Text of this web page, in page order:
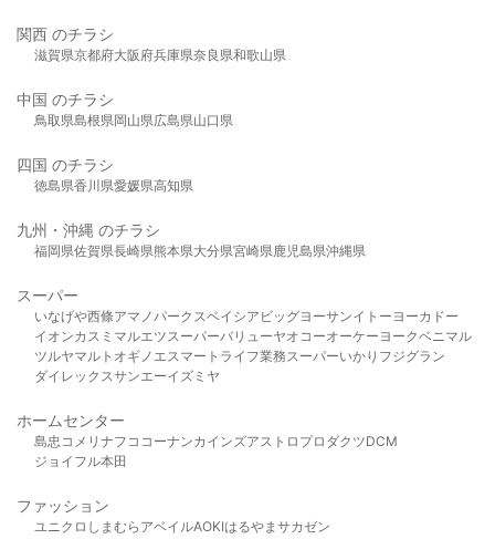
関西 のチラシ
滋賀県京都府大阪府兵庫県奈良県和歌山県
中国 のチラシ
鳥取県島根県岡山県広島県山口県
四国 のチラシ
徳島県香川県愛媛県高知県
九州・沖縄 のチラシ
福岡県佐賀県長崎県熊本県大分県宮崎県鹿児島県沖縄県
スーパー
いなげや西條アマノパークスベイシア ビッグヨーサンイトーヨーカドー
イオンカスミ マルエツスーパーバリューヤオコーオーケー ヨークベニマル
ツルヤマルト オギノ エスマート ライフ業務スーパーいかり フジグラン
ダイレックスサンエーイズミヤ
ホームセンター
島忠 コメリ ナフコ コーナンカインズアストロプロダクツDCM
ジョイフル本田
ファッション
ユニクロ しまむら アベイルAOKIはるやま サカゼン